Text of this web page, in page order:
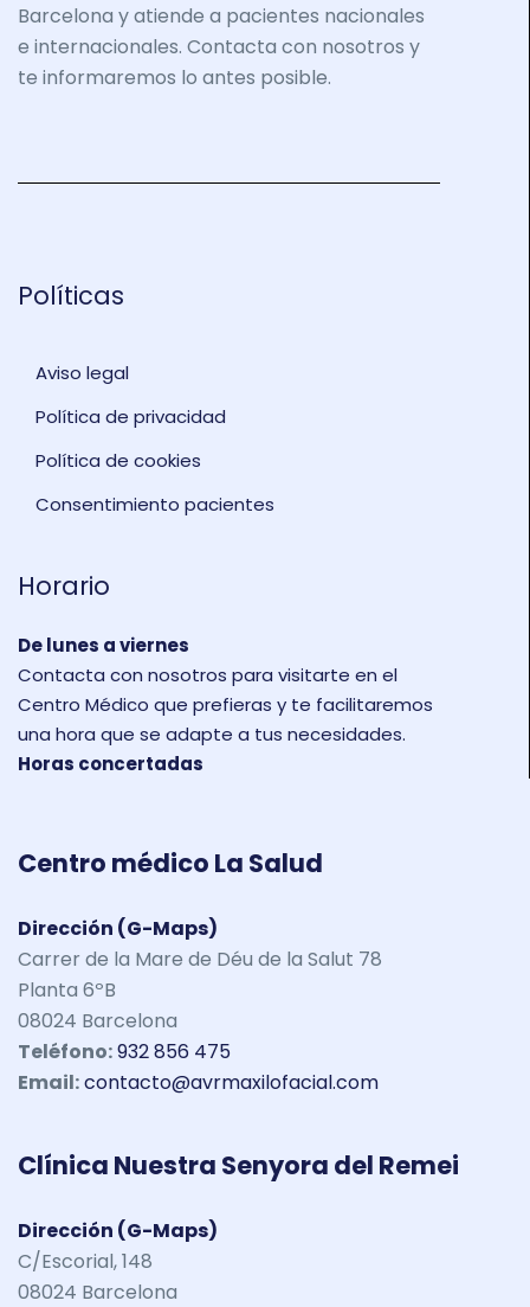
Barcelona y atiende a pacientes nacionales
e internacionales. Contacta con nosotros y
te informaremos lo antes posible.
Políticas
Aviso legal
Política de privacidad
Política de cookies
Consentimiento pacientes
Horario
De lunes a viernes
Contacta con nosotros para visitarte en el
Centro Médico que prefieras y te facilitaremos
una hora que se adapte a tus necesidades.
Horas concertadas
Centro médico La Salud
Dirección (G-Maps)
Carrer de la Mare de Déu de la Salut 78
Planta 6ºB
08024 Barcelona
Teléfono:932 856 475
Email:contacto@avrmaxilofacial.com
Clínica Nuestra Senyora del Remei
Dirección (G-Maps)
C/Escorial, 148
08024 Barcelona